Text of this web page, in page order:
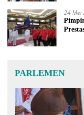
24 Mei
PARLEMEN